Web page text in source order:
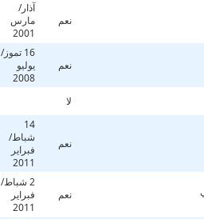
نعم
آذار/
مارس
2001
نعم
16 تموز/
يوليو
2008
نعم
14
شباط/
فبراير
2011
نعم
2 شباط/
فبراير
2011